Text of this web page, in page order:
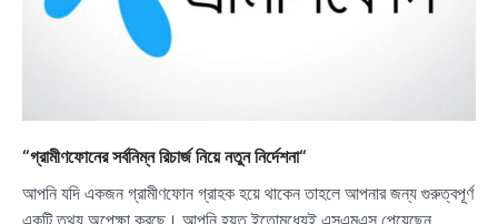
“গ্রামীণফোনের সর্বনিম্ন রিচার্জ নিয়ে নতুন নির্দেশনা“
আপনি যদি একজন গ্রামীণফোন গ্রাহক হয়ে থাকেন তাহলে আপনার জন্য গুরুত্বপূর্ণ